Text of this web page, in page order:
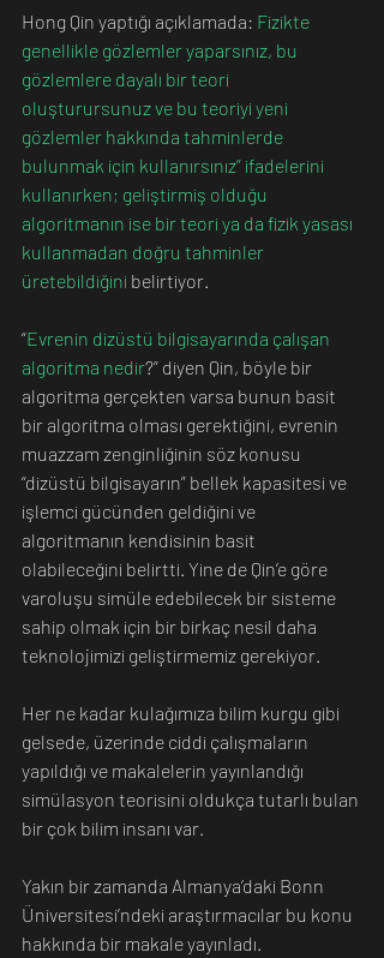
Hong Qin yaptığı açıklamada: Fizikte
genellikle gözlemler yaparsınız, bu
gözlemlere dayalı bir teori
oluşturursunuz ve bu teoriyi yeni
gözlemler hakkında tahminlerde
bulunmak için kullanırsınız” ifadelerini
kullanırken; geliştirmiş olduğu
algoritmanın ise bir teori ya da fizik yasası
kullanmadan doğru tahminler
üretebildiğini belirtiyor.
“Evrenin dizüstü bilgisayarında çalışan
algoritma nedir?” diyen Qin, böyle bir
algoritma gerçekten varsa bunun basit
bir algoritma olması gerektiğini, evrenin
muazzam zenginliğinin söz konusu
“dizüstü bilgisayarın” bellek kapasitesi ve
işlemci gücünden geldiğini ve
algoritmanın kendisinin basit
olabileceğini belirtti. Yine de Qin’e göre
varoluşu simüle edebilecek bir sisteme
sahip olmak için bir birkaç nesil daha
teknolojimizi geliştirmemiz gerekiyor.
Her ne kadar kulağımıza bilim kurgu gibi
gelsede, üzerinde ciddi çalışmaların
yapıldığı ve makalelerin yayınlandığı
simülasyon teorisini oldukça tutarlı bulan
bir çok bilim insanı var.
Yakın bir zamanda Almanya’daki Bonn
Üniversitesi’ndeki araştırmacılar bu konu
hakkında bir makale yayınladı.